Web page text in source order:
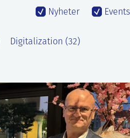
Nyheter Events
Digitalization (32)